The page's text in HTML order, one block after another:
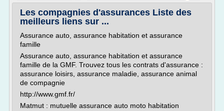
Les compagnies d'assurances Liste des
meilleurs liens sur ...
Assurance auto, assurance habitation et assurance
famille
Assurance auto, assurance habitation et assurance
famille de la GMF. Trouvez tous les contrats d'assurance :
assurance loisirs, assurance maladie, assurance animal
de compagnie
http://www.gmf.fr/
Matmut : mutuelle assurance auto moto habitation